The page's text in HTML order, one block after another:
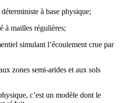
à base physique;
à mailles régulières;
simulant l’écoulement crue par
zones semi-arides et aux sols
c’est un modèle dont le